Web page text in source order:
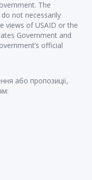
The
not necessarily
views of USAID or the
Government and
official
або пропозиції,